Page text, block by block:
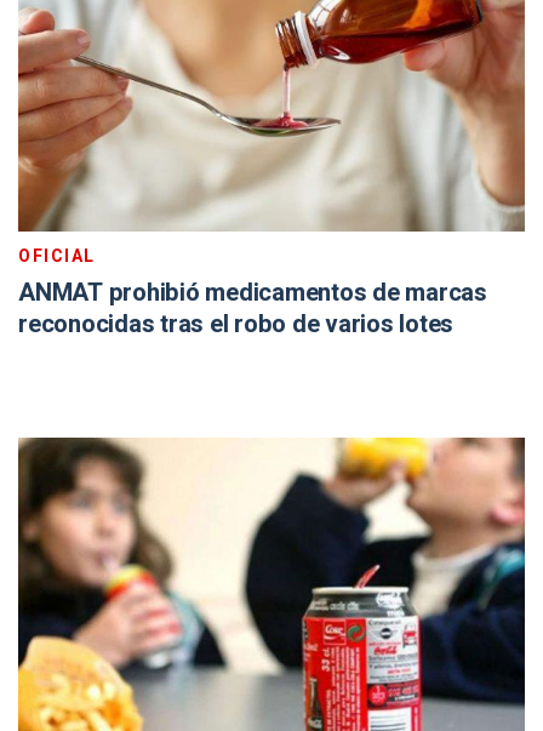
OFICIAL
ANMAT prohibió medicamentos de marcas
reconocidas tras el robo de varios lotes